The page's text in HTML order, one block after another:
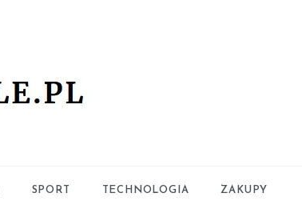
SPORT TECHNOLOGIA ZAKUPY